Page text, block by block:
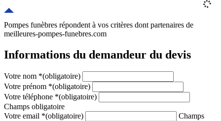
Pompes funèbres répondent à vos critères dont partenaires de
meilleures-pompes-funebres.com
Informations du demandeur du devis
Votre nom *(obligatoire)
Votre prénom *(obligatoire)
Votre téléphone *(obligatoire)
Champs obligatoire
Votre email *(obligatoire)
Champs